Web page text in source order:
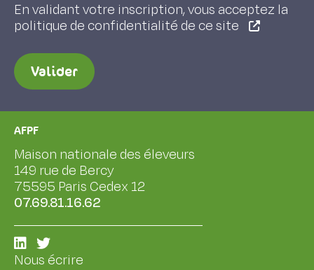
En validant votre inscription, vous acceptez la
politique de confidentialité de ce site
Valider
AFPF
Maison nationale des éleveurs
149 rue de Bercy
75595 Paris Cedex 12
07.69.81.16.62
Nous écrire